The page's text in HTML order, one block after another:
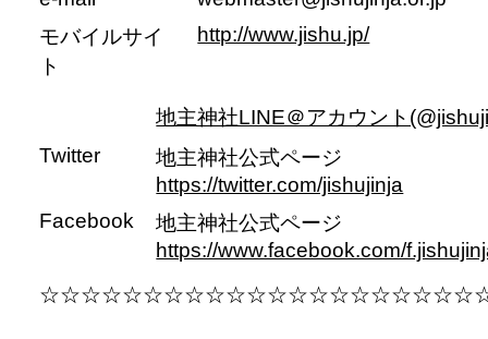
モバイルサイ
ト
http://www.jishu.jp/
地主神社LINE＠アカウント
Twitter
地主神社公式ページ
https://twitter.com/jishujinja
Facebook
地主神社公式ページ
https://www.facebook.com/